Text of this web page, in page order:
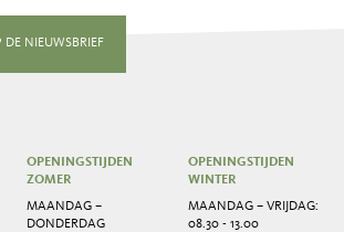
NIEUWSBRIEF
OPENINGSTIJDEN
ZOMER
MAANDAG –
DONDERDAG
OPENINGSTIJDEN
WINTER
MAANDAG – VRIJDAG:
08.30 - 13.00